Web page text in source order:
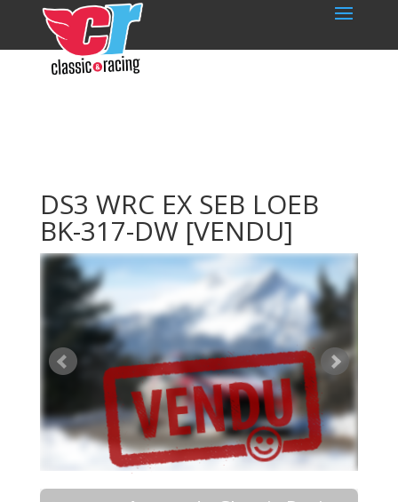
DS3 WRC EX SEB LOEB
BK-317-DW [VENDU]